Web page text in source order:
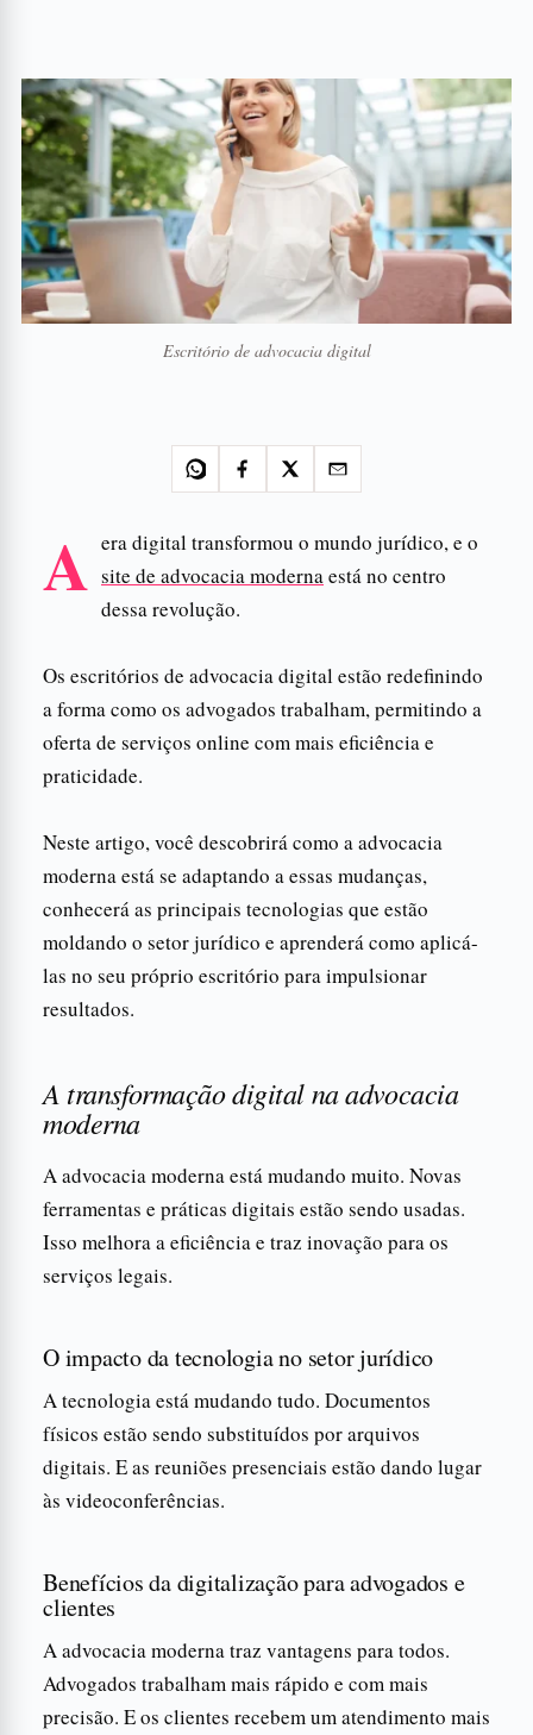
Escritório de advocacia digital
A era digital transformou o mundo jurídico, e o
site de advocacia modernaestá no centro
dessa revolução.
Os escritórios de advocacia digital estão redefinindo
a forma como os advogados trabalham, permitindo a
oferta de serviços online com mais eficiência e
praticidade.
Neste artigo, você descobrirá como a advocacia
moderna está se adaptando a essas mudanças,
conhecerá as principais tecnologias que estão
moldando o setor jurídico e aprenderá como aplicá-
las no seu próprio escritório para impulsionar
resultados.
A transformação digital na advocacia
moderna
A advocacia moderna está mudando muito. Novas
ferramentas e práticas digitais estão sendo usadas.
Isso melhora a eficiência e traz inovação para os
serviços legais.
O impacto da tecnologia no setor jurídico
A tecnologia está mudando tudo. Documentos
físicos estão sendo substituídos por arquivos
digitais. E as reuniões presenciais estão dando lugar
às videoconferências.
Benefícios da digitalização para advogados e
clientes
A advocacia moderna traz vantagens para todos.
Advogados trabalham mais rápido e com mais
precisão. E os clientes recebem um atendimento mais